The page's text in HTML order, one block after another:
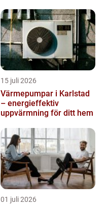
15 juli 2026
Värmepumpar i Karlstad
– energieffektiv
uppvärmning för ditt hem
01 juli 2026